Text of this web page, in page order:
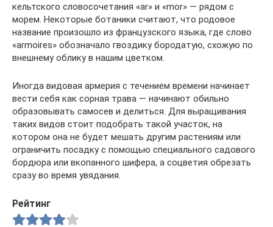
кельтского словосочетания «ar» и «mor» — рядом с
морем. Некоторые ботаники считают, что родовое
название произошло из французского языка, где слово
«armoires» обозначало гвоздику бородатую, схожую по
внешнему облику в нашим цветком.
Иногда видовая армерия с течением времени начинает
вести себя как сорная трава — начинают обильно
образовывать самосев и делиться. Для выращивания
таких видов стоит подобрать такой участок, на
котором она не будет мешать другим растениям или
ограничить посадку с помощью специального садового
бордюра или вкопанного шифера, а соцветия обрезать
сразу во время увядания.
Рейтинг